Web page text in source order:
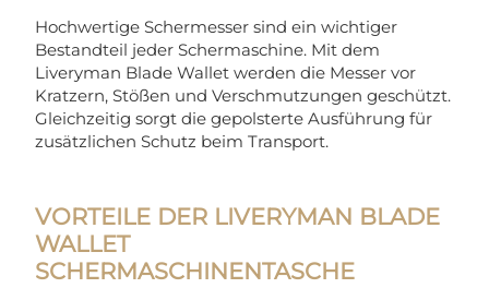
Hochwertige Schermesser sind ein wichtiger
Bestandteil jeder Schermaschine. Mit dem
Liveryman Blade Wallet werden die Messer vor
Kratzern, Stößen und Verschmutzungen geschützt.
Gleichzeitig sorgt die gepolsterte Ausführung für
zusätzlichen Schutz beim Transport.
VORTEILE DER LIVERYMAN BLADE
WALLET
SCHERMASCHINENTASCHE